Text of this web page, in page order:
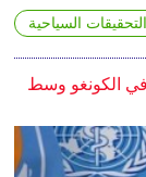
السياحية
في الكونغو وسط